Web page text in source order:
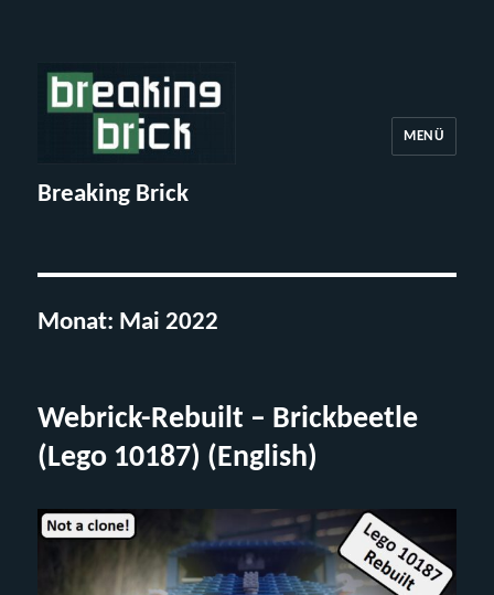
Breaking Brick
MENÜ
Monat: Mai 2022
Webrick-Rebuilt – Brickbeetle
(Lego 10187) (English)